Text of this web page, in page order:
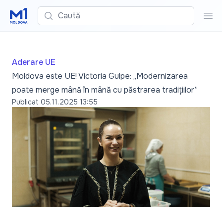
Caută
Aderare UE
Moldova este UE! Victoria Gulpe: „Modernizarea
poate merge mână în mână cu păstrarea tradițiilor”
Publicat 05.11.2025 13:55